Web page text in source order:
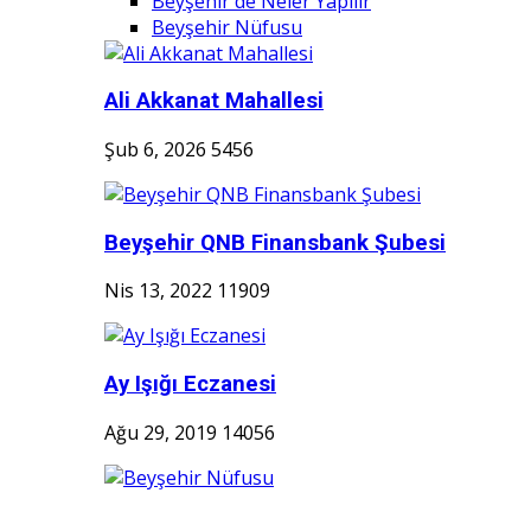
Beyşehir Nüfusu
Ali Akkanat Mahallesi
Şub 6, 2026 5456
Beyşehir QNB Finansbank Şubesi
Nis 13, 2022 11909
Ay Işığı Eczanesi
Ağu 29, 2019 14056